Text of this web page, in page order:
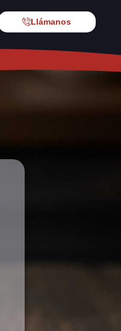
Llámanos